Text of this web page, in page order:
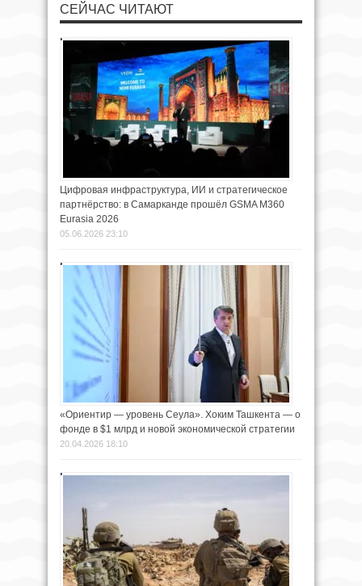
СЕЙЧАС ЧИТАЮТ
Цифровая инфраструктура, ИИ и стратегическое
партнёрство: в Самарканде прошёл GSMA M360
Eurasia 2026
05.06.2026 23:10
«Ориентир — уровень Сеула». Хоким Ташкента — о
фонде в $1 млрд и новой экономической стратегии
20.04.2026 18:10